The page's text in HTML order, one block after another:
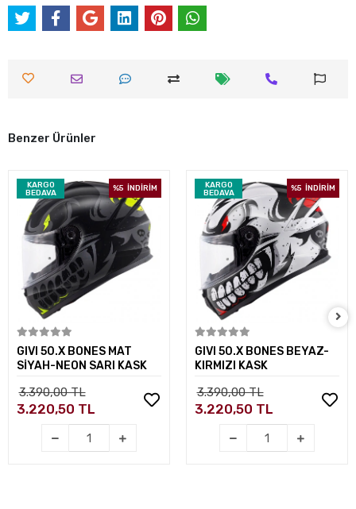
Benzer Ürünler
KARGO
BEDAVA
%5 İNDİRİM
Sepete Ekle
GIVI 50.X BONES MAT
SİYAH-NEON SARI KASK
3.390,00 TL
3.220,50 TL
KARGO
BEDAVA
%5 İNDİRİM
Sepete Ekle
GIVI 50.X BONES BEYAZ-
KIRMIZI KASK
3.390,00 TL
3.220,50 TL